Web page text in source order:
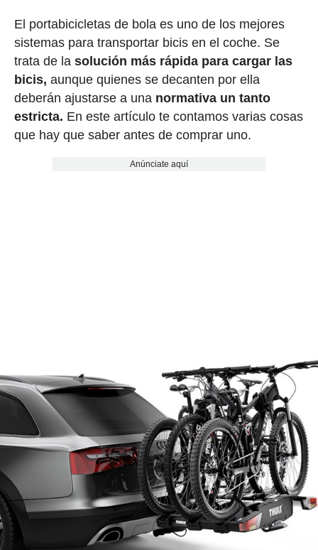
El portabicicletas de bola es uno de los mejores
sistemas para transportar bicis en el coche. Se
trata de la solución más rápida para cargar las
bicis, aunque quienes se decanten por ella
deberán ajustarse a unanormativa un tanto
estricta. En este artículo te contamos varias cosas
que hay que saber antes de comprar uno.
Anúnciate aquí